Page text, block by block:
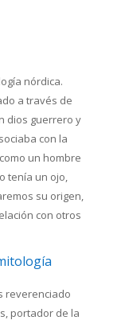
nórdica.
a través de
dios guerrero y
con la
un hombre
tenía un ojo,
su origen,
con otros
reverenciado
portador de la